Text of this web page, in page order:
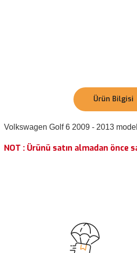
Ürün Bilgisi
Volkswagen Golf 6 2009 - 2013 model
NOT : Ürünü satın almadan
Ürün açıklamasında eksik bilgiler bulunuyor.
Ürün bilgilerinde hatalar bulunuyor.